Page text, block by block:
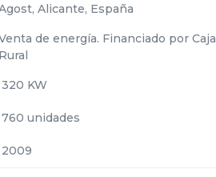
Alicante, España
de energía. Financiado por Caja
Rural
320 KW
760 unidades
2009